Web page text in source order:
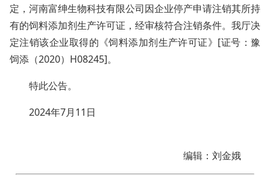
定，河南富绅生物科技有限公司因企业停产申请注销其所持
有的饲料添加剂生产许可证，经审核符合注销条件。我厅决
定注销该企业取得的《饲料添加剂生产许可证》[证号：豫
饲添（2020）H08245]。
特此公告。
2024年7月11日
编辑：刘金娥